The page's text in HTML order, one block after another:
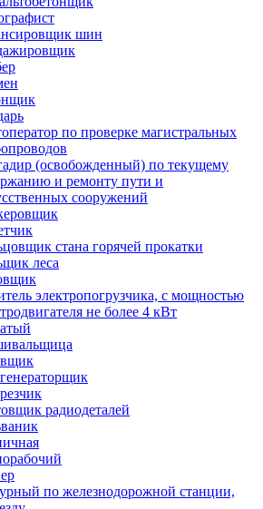
шин
по проверке магистральных
(освобожденный) по текущему
и ремонту пути и
сооружений
стана горячей прокатки
леса
электропогрузчика, с мощностью
не более 4 кВт
радиодеталей
по железнодорожной станции,